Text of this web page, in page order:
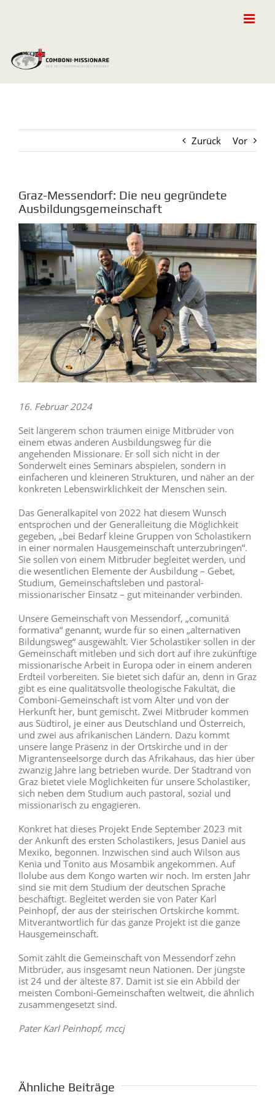
Zurück Vor
Graz-Messendorf: Die neu gegründete
Ausbildungsgemeinschaft
Zeige
grösseres
Bild
16. Februar 2024
Seit längerem schon träumen einige Mitbrüder von
einem etwas anderen Ausbildungsweg für die
angehenden Missionare. Er soll sich nicht in der
Sonderwelt eines Seminars abspielen, sondern in
einfacheren und kleineren Strukturen, und näher an der
konkreten Lebenswirklichkeit der Menschen sein.
Das Generalkapitel von 2022 hat diesem Wunsch
entsprochen und der Generalleitung die Möglichkeit
gegeben, „bei Bedarf kleine Gruppen von Scholastikern
in einer normalen Hausgemeinschaft unterzubringen“.
Sie sollen von einem Mitbruder begleitet werden, und
die wesentlichen Elemente der Ausbildung – Gebet,
Studium, Gemeinschaftsleben und pastoral-
missionarischer Einsatz – gut miteinander verbinden.
Unsere Gemeinschaft von Messendorf, „comunitá
formativa“ genannt, wurde für so einen „alternativen
Bildungsweg“ ausgewählt. Vier Scholastiker sollen in der
Gemeinschaft mitleben und sich dort auf ihre zukünftige
missionarische Arbeit in Europa oder in einem anderen
Erdteil vorbereiten. Sie bietet sich dafür an, denn in Graz
gibt es eine qualitätsvolle theologische Fakultät, die
Comboni-Gemeinschaft ist vom Alter und von der
Herkunft her, bunt gemischt. Zwei Mitbrüder kommen
aus Südtirol, je einer aus Deutschland und Österreich,
und zwei aus afrikanischen Ländern. Dazu kommt
unsere lange Präsenz in der Ortskirche und in der
Migrantenseelsorge durch das Afrikahaus, das hier über
zwanzig Jahre lang betrieben wurde. Der Stadtrand von
Graz bietet viele Möglichkeiten für unsere Scholastiker,
sich neben dem Studium auch pastoral, sozial und
missionarisch zu engagieren.
Konkret hat dieses Projekt Ende September 2023 mit
der Ankunft des ersten Scholastikers, Jesus Daniel aus
Mexiko, begonnen. Inzwischen sind auch Wilson aus
Kenia und Tonito aus Mosambik angekommen. Auf
Ilolube aus dem Kongo warten wir noch. Im ersten Jahr
sind sie mit dem Studium der deutschen Sprache
beschäftigt. Begleitet werden sie von Pater Karl
Peinhopf, der aus der steirischen Ortskirche kommt.
Mitverantwortlich für das ganze Projekt ist die ganze
Hausgemeinschaft.
Somit zählt die Gemeinschaft von Messendorf zehn
Mitbrüder, aus insgesamt neun Nationen. Der jüngste
ist 24 und der älteste 87. Damit ist sie ein Abbild der
meisten Comboni-Gemeinschaften weltweit, die ähnlich
zusammengesetzt sind.
Pater Karl Peinhopf, mccj
Ähnliche Beiträge